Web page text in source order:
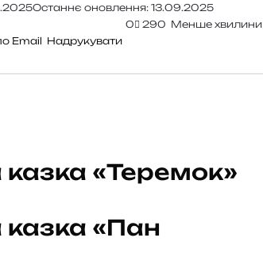
Останнє оновлення: 13.09.2025
0
290 Менше хвилини
Email Надрукувати
«Теремок»
казка «Пан